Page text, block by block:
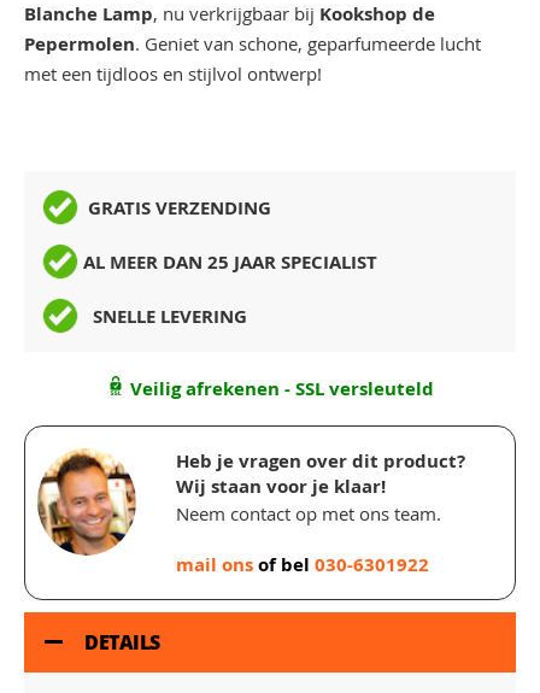
Blanche Lamp, nu verkrijgbaar bij Kookshop de
Pepermolen. Geniet van schone, geparfumeerde lucht
met een tijdloos en stijlvol ontwerp!
GRATIS VERZENDING
AL MEER DAN 25 JAAR SPECIALIST
SNELLE LEVERING
Veilig afrekenen - SSL versleuteld
Heb je vragen over dit product?
Wij staan voor je klaar!
Neem contact op met ons team.
mail onsof bel 030-6301922
DETAILS